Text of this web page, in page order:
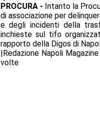
PROCURA - Intanto la
di associazione per
e degli incidenti della
inchieste sul tifo
rapporto della Digos di
|Redazione Napoli
volte